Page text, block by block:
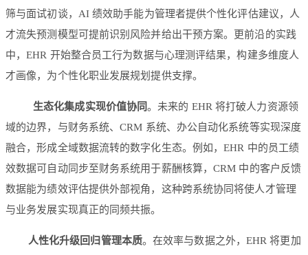
筛与面试初谈，AI 绩效助手能为管理者提供个性化评估建议，人
才流失预测模型可提前识别风险并给出干预方案。更前沿的实践
中，EHR 开始整合员工行为数据与心理测评结果，构建多维度人
才画像，为个性化职业发展规划提供支撑。
生态化集成实现价值协同。未来的 EHR 将打破人力资源领
域的边界，与财务系统、CRM 系统、办公自动化系统等实现深度
融合，形成全域数据流转的数字化生态。例如，EHR 中的员工绩
效数据可自动同步至财务系统用于薪酬核算，CRM 中的客户反馈
数据能为绩效评估提供外部视角，这种跨系统协同将使人才管理
与业务发展实现真正的同频共振。
人性化升级回归管理本质。在效率与数据之外，EHR 将更加